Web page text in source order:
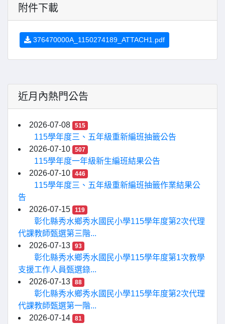
附件下載
376470000A_1150274189_ATTACH1.pdf
近月內熱門公告
2026-07-08 515
115學年度三、五年級重新編班抽籤公告
2026-07-10
507
115學年度一年級新生編班結果公告
2026-07-10
446
115學年度三、五年級重新編班抽籤作業結果公
告
2026-07-15
119
彰化縣秀水鄉秀水國民小學115學年度第2次代理
代課教師甄選第三階...
2026-07-13
93
彰化縣秀水鄉秀水國民小學115學年度第1次教學
支援工作人員甄選錄...
2026-07-13
88
彰化縣秀水鄉秀水國民小學115學年度第2次代理
代課教師甄選第一階...
2026-07-14
81